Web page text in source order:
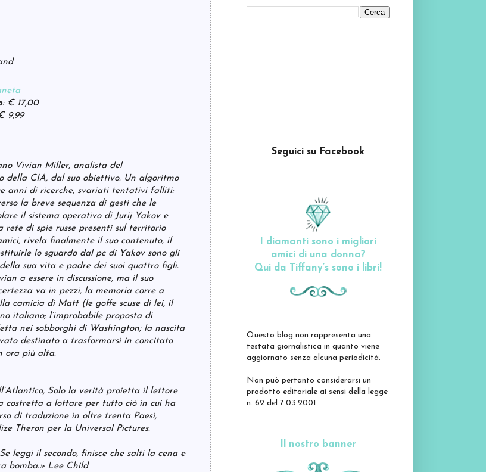
: € 17,00
9,99
Vivian Miller, analista del
della CIA, dal suo obiettivo. Un algoritmo
anni di ricerche, svariati tentativi falliti:
la breve sequenza di gesti che le
il sistema operativo di Jurij Yakov e
rete di spie russe presenti sul territorio
rivela finalmente il suo contenuto, il
lo sguardo dal pc di Yakov sono gli
sua vita e padre dei suoi quattro figli.
a essere in discussione, ma il suo
va in pezzi, la memoria corre a
camicia di Matt (le goffe scuse di lei, il
italiano; l’improbabile proposta di
nei sobborghi di Washington; la nascita
destinato a trasformarsi in concitato
ora più alta.
Solo la verità proietta il lettore
costretta a lottare per tutto ciò in cui ha
di traduzione in oltre trenta Paesi,
Theron per la Universal Pictures.
leggi il secondo, finisce che salti la cena e
bomba.» Lee Child
Seguici su Facebook
I diamanti sono i migliori
amici di una donna?
Qui da Tiffany’s sono i libri!
Questo blog non rappresenta una
testata giornalistica in quanto viene
aggiornato senza alcuna periodicità.
Non può pertanto considerarsi un
prodotto editoriale ai sensi della legge
n. 62 del 7.03.2001
Il nostro banner